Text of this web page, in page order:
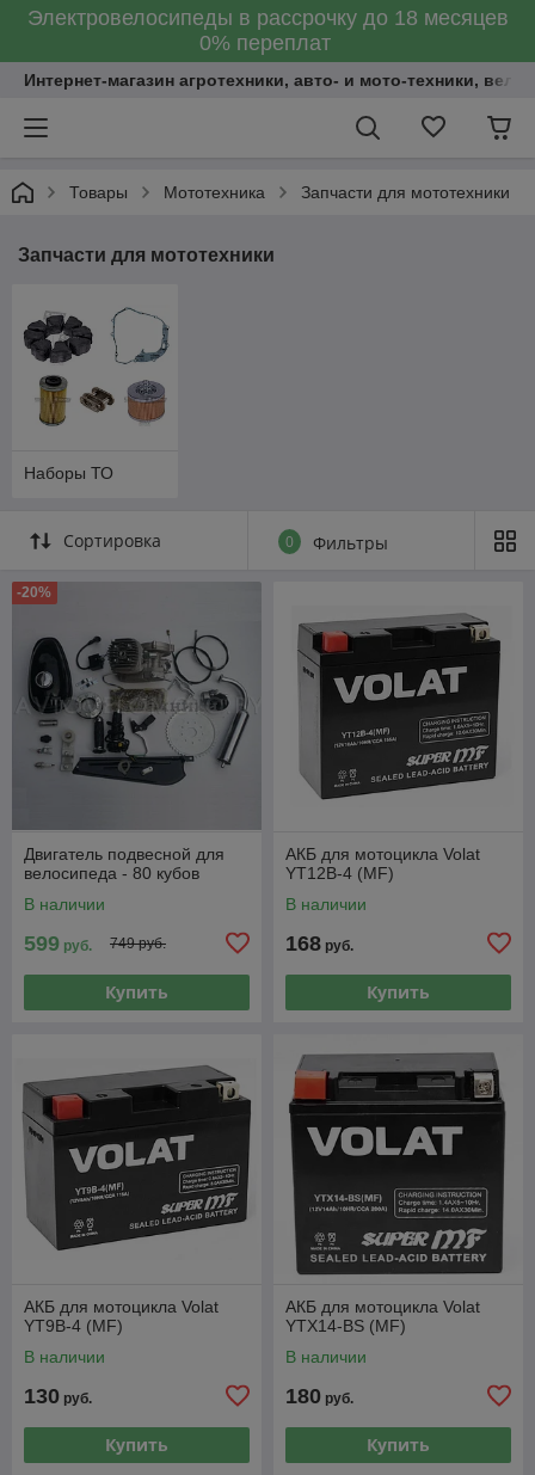
Электровелосипеды в рассрочку до 18 месяцев
0% переплат
Интернет-магазин агротехники, авто- и мото-техники,
Товары Мототехника Запчасти для мототехники
Запчасти для мототехники
Наборы ТО
Сортировка 0 Фильтры
-20%
Двигатель подвесной для
велосипеда - 80 кубов
В наличии
599 руб. 749 руб.
Купить
АКБ для мотоцикла Volat
YT12B-4 (MF)
В наличии
168 руб.
Купить
АКБ для мотоцикла Volat
YT9B-4 (MF)
В наличии
130 руб.
Купить
АКБ для мотоцикла Volat
YTX14-BS (MF)
В наличии
180 руб.
Купить